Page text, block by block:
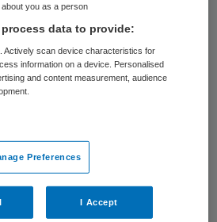
écht hot in de ggz. Tot
steeds dezelfde
en
die de digitale revolutie
nu komen er steeds
bij, die ook door andere
Vaak worden deze
wachttijdenprobleem in
‘quick fix’ of is er een
you as a person
data to provide:
Actively scan device characteristics for
information on a device. Personalised
and content measurement, audience
Preferences
I Accept